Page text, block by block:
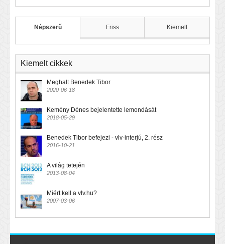
Népszerű Friss Kiemelt
Kiemelt cikkek
Meghalt Benedek Tibor
2020-06-18
Kemény Dénes bejelentette lemondását
2018-05-29
Benedek Tibor befejezi - vlv-interjú, 2. rész
2016-10-21
A világ tetején
2013-08-04
Miért kell a vlv.hu?
2007-03-06